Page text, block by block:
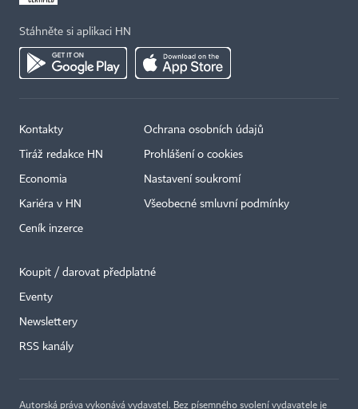
Stáhněte si aplikaci HN
Kontakty
Tiráž redakce HN
Economia
Kariéra v HN
Ceník inzerce
Ochrana osobních údajů
Prohlášení o cookies
Nastavení soukromí
Všeobecné smluvní podmínky
Koupit / darovat předplatné
Eventy
Newslettery
RSS kanály
Autorská práva vykonává vydavatel. Bez písemného svolení vydavatele je